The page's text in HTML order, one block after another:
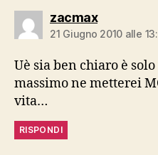
zacmaxdice:
21 Giugno 2010 alle
Uè sia ben chiaro è
massimo ne metterei
vita…
RISPONDI